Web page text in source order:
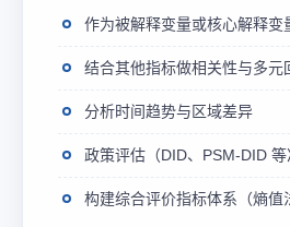
作为被解释变量或核心解释变
结合其他指标做相关性与多元
分析时间趋势与区域差异
政策评估（DID、PSM-DID 等
构建综合评价指标体系（熵值